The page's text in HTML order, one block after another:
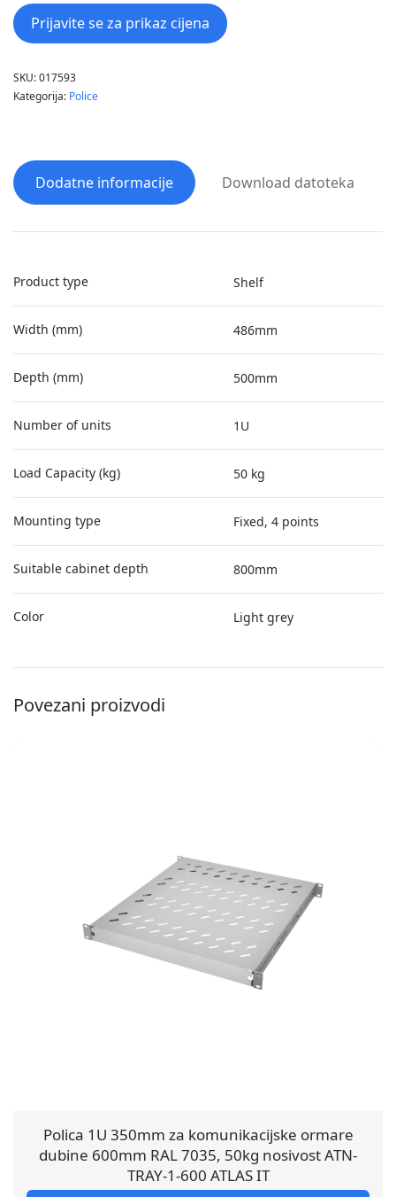
Prijavite se za prikaz cijena
SKU:017593
Kategorija: Police
Dodatne informacije Download datoteka
Product type Shelf
Width (mm) 486mm
Depth (mm) 500mm
Number of units 1U
Load Capacity (kg) 50 kg
Mounting type Fixed, 4 points
Suitable cabinet depth 800mm
Color Light grey
Povezani proizvodi
Polica 1U 350mm za komunikacijske ormare
dubine 600mm RAL 7035, 50kg nosivost ATN-
TRAY-1-600 ATLAS IT